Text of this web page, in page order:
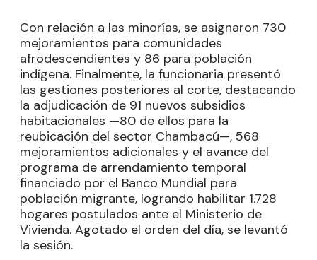
Con relación a las minorías, se asignaron 730
mejoramientos para comunidades
afrodescendientes y 86 para población
indígena. Finalmente, la funcionaria presentó
las gestiones posteriores al corte, destacando
la adjudicación de 91 nuevos subsidios
habitacionales —80 de ellos para la
reubicación del sector Chambacú—, 568
mejoramientos adicionales y el avance del
programa de arrendamiento temporal
financiado por el Banco Mundial para
población migrante, logrando habilitar 1.728
hogares postulados ante el Ministerio de
Vivienda. Agotado el orden del día, se levantó
la sesión.